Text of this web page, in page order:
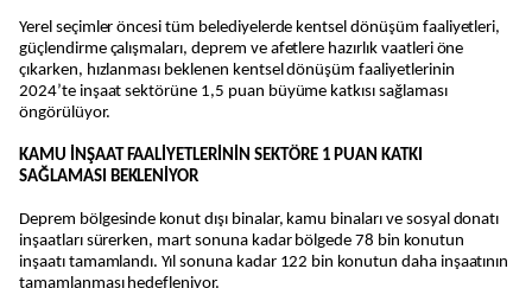
Yerel seçimler öncesi tüm belediyelerde kentsel dönüşüm faaliyetleri,
güçlendirme çalışmaları, deprem ve afetlere hazırlık vaatleri öne
çıkarken, hızlanması beklenen kentsel dönüşüm faaliyetlerinin
2024’te inşaat sektörüne 1,5 puan büyüme katkısı sağlaması
öngörülüyor.
KAMU İNŞAAT FAALİYETLERİNİN SEKTÖRE 1 PUAN KATKI
SAĞLAMASI BEKLENİYOR
Deprem bölgesinde konut dışı binalar, kamu binaları ve sosyal donatı
inşaatları sürerken, mart sonuna kadar bölgede 78 bin konutun
inşaatı tamamlandı. Yıl sonuna kadar 122 bin konutun daha inşaatının
tamamlanması hedefleniyor.